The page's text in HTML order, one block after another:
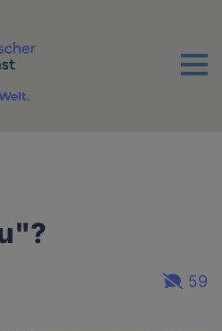
Menu
59